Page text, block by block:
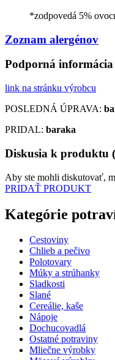
*zodpovedá 5%
Zoznam alergénov
Podporná informácia
link na stránku výrobcu
POSLEDNÁ ÚPRAVA:
PRIDAL: baraka
Diskusia k produktu
Aby ste mohli diskutovať,
PRIDAŤ PRODUKT
Kategórie
Cestoviny
Chlieb a pečivo
Polotovary
Múky a strúhanky
Sladkosti
Slané
Cereálie, kaše
Nápoje
Dochucovadlá
Ostatné potraviny
Mliečne výrobky